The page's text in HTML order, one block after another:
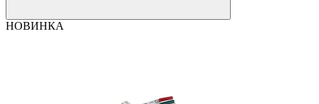
НОВИНКА